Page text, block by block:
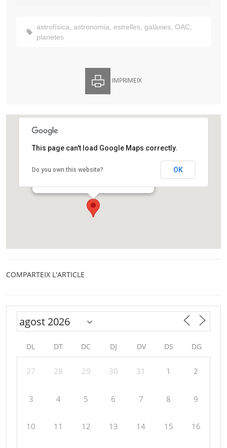
astrofísica, astronomia, estrelles, galàxies, OAC,
planetes
IMPRIMEIX
Observatori Astronòmic de Castelltallat
Castelltallat
This page can't load Google Maps correctly.
Do you own this website? OK
COMPARTEIX L'ARTICLE
DL DT DC DJ DV DS DG
27 28 29 30 31 1 2
3 4 5 6 7 8 9
10 11 12 13 14 15 16